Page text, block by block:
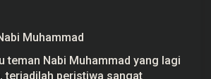
Muhammad
teman Nabi Muhammad yang lagi
terjadilah peristiwa sangat